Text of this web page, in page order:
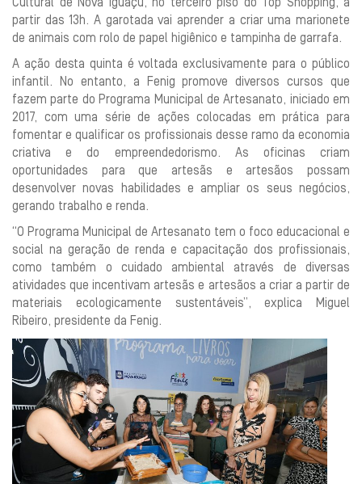
Cultural de Nova Iguaçu, no terceiro piso do Top Shopping, a
partir das 13h. A garotada vai aprender a criar uma marionete
de animais com rolo de papel higiênico e tampinha de garrafa.
A ação desta quinta é voltada exclusivamente para o público
infantil. No entanto, a Fenig promove diversos cursos que
fazem parte do Programa Municipal de Artesanato, iniciado em
2017, com uma série de ações colocadas em prática para
fomentar e qualificar os profissionais desse ramo da economia
criativa e do empreendedorismo. As oficinas criam
oportunidades para que artesãs e artesãos possam
desenvolver novas habilidades e ampliar os seus negócios,
gerando trabalho e renda.
“O Programa Municipal de Artesanato tem o foco educacional e
social na geração de renda e capacitação dos profissionais,
como também o cuidado ambiental através de diversas
atividades que incentivam artesãs e artesãos a criar a partir de
materiais ecologicamente sustentáveis”, explica Miguel
Ribeiro, presidente da Fenig.